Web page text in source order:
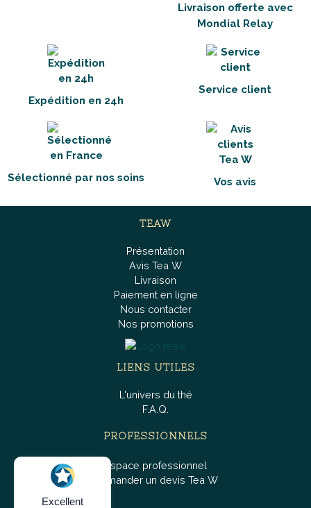
Livraison offerte avec
Mondial Relay
Expédition en 24h
Service client
Sélectionné par nos soins Vos avis
TEAW
Présentation
Avis Tea W
Livraison
Paiement en ligne
Nous contacter
Nos promotions
LIENS UTILES
L'univers du thé
F.A.Q.
PROFESSIONNELS
Espace professionnel
Demander un devis Tea W
Excellent